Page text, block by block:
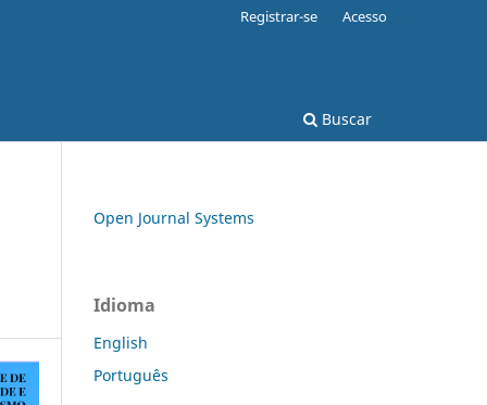
Buscar
Registrar-se Acesso
Open Journal Systems
Idioma
English
Português